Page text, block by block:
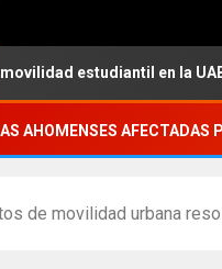
en la UABC, campus
AHOMENSES AFECTADAS
de movilidad urbana